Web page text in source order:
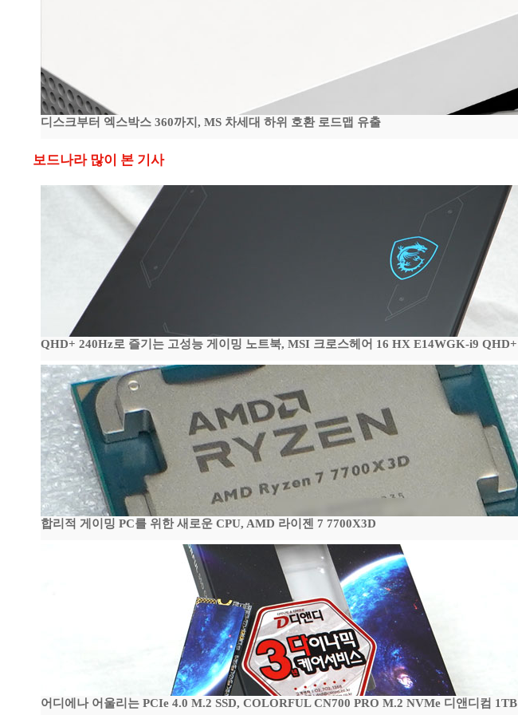
디스크부터 엑스박스 360까지, MS 차세대 하위 호환 로드맵 유출
보드나라 많이 본 기사
QHD+ 240Hz로 즐기는 고성능 게이밍 노트북, MSI 크로스헤어 16 HX E14WGK-i9 QHD+
합리적 게이밍 PC를 위한 새로운 CPU, AMD 라이젠 7 7700X3D
어디에나 어울리는 PCIe 4.0 M.2 SSD, COLORFUL CN700 PRO M.2 NVMe 디앤디컴 1TB